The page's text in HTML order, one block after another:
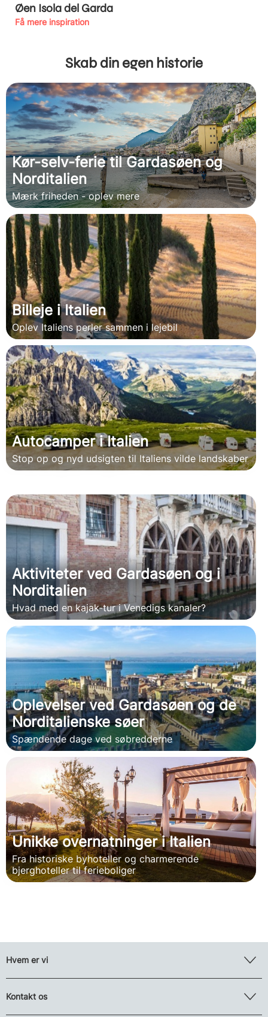
Øen Isola del Garda
Få mere inspiration
Skab din egen historie
Kør-selv-ferie til Gardasøen og
Norditalien
Mærk friheden - oplev mere
Billeje i Italien
Oplev Italiens perler sammen i lejebil
Autocamper i Italien
Stop op og nyd udsigten til Italiens vilde landskaber
Aktiviteter ved Gardasøen og i
Norditalien
Hvad med en kajak-tur i Venedigs kanaler?
Oplevelser ved Gardasøen og de
Norditalienske søer
Spændende dage ved søbredderne
Unikke overnatninger i Italien
Fra historiske byhoteller og charmerende
bjerghoteller til ferieboliger
Hvem er vi
Kontakt os